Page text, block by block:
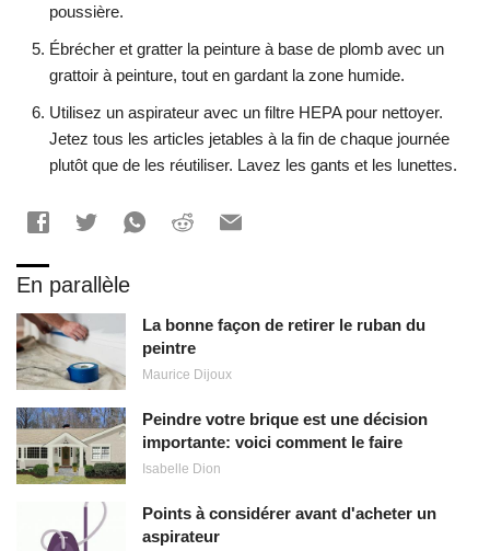
poussière.
Ébrécher et gratter la peinture à base de plomb avec un
grattoir à peinture, tout en gardant la zone humide.
Utilisez un aspirateur avec un filtre HEPA pour nettoyer.
Jetez tous les articles jetables à la fin de chaque journée
plutôt que de les réutiliser. Lavez les gants et les lunettes.
En parallèle
La bonne façon de retirer le ruban du
peintre
Maurice Dijoux
Peindre votre brique est une décision
importante: voici comment le faire
Isabelle Dion
Points à considérer avant d'acheter un
aspirateur